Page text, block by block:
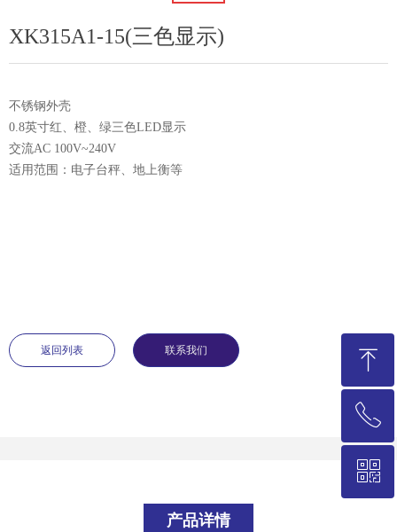
XK315A1-15(三色显示)
不锈钢外壳
0.8英寸红、橙、绿三色LED显示
交流AC 100V~240V
适用范围：电子台秤、地上衡等
返回列表 联系我们
产品详情
ꁸ
回到顶部
ꂅ
021-58235786
ꀥ